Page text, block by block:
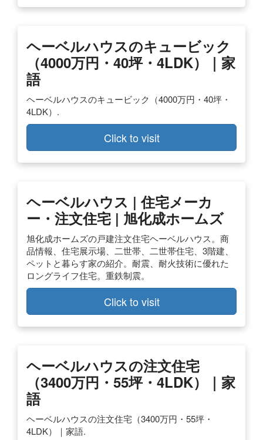
ヘーベルハウスのキュービック
（4000万円・40坪・4LDK）｜家
語
ヘーベルハウスのキュービック（4000万円・40坪・
4LDK）.
Click to visit
ヘーベルハウス | 住宅メーカ
ー・注文住宅 | 旭化成ホームズ
旭化成ホームズの戸建注文住宅ヘーベルハウス。商
品情報、住宅展示場、二世帯、二世帯住宅、3階建、
ペットと暮らす家の紹介。耐震、耐火技術に優れた
ロングライフ住宅。重鉄制震。
Click to visit
ヘーベルハウスの注文住宅
（3400万円・55坪・4LDK）｜家
語
ヘーベルハウスの注文住宅（3400万円・55坪・
4LDK）｜家語.